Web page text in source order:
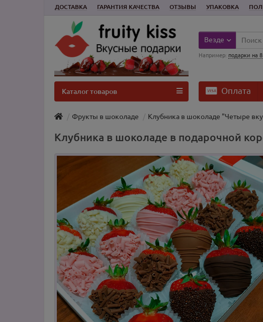
ДОСТАВКА ГАРАНТИЯ КАЧЕСТВА ОТЗЫВЫ УПАКОВКА
Везде
Например: подарки на
Оплата
Каталог товаров
Фрукты в шоколаде Клубника в шоколаде "Четыре
Клубника в шоколаде в подарочной